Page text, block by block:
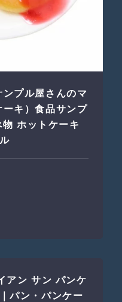
ンプル屋さんのマ
キ）食品サンプ
ホットケーキ
アン サン パンケ
パン・パンケー